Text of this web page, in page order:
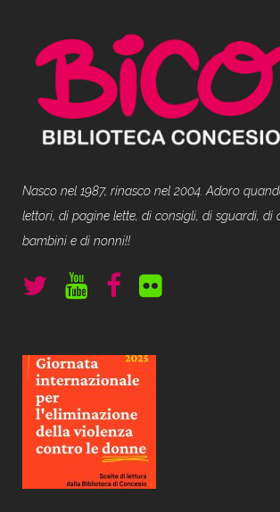
Nasco nel 1987, rinasco nel 2004. Adoro
lettori, di pagine lette, di consigli, di sguardi, di
bambini e di nonni!!